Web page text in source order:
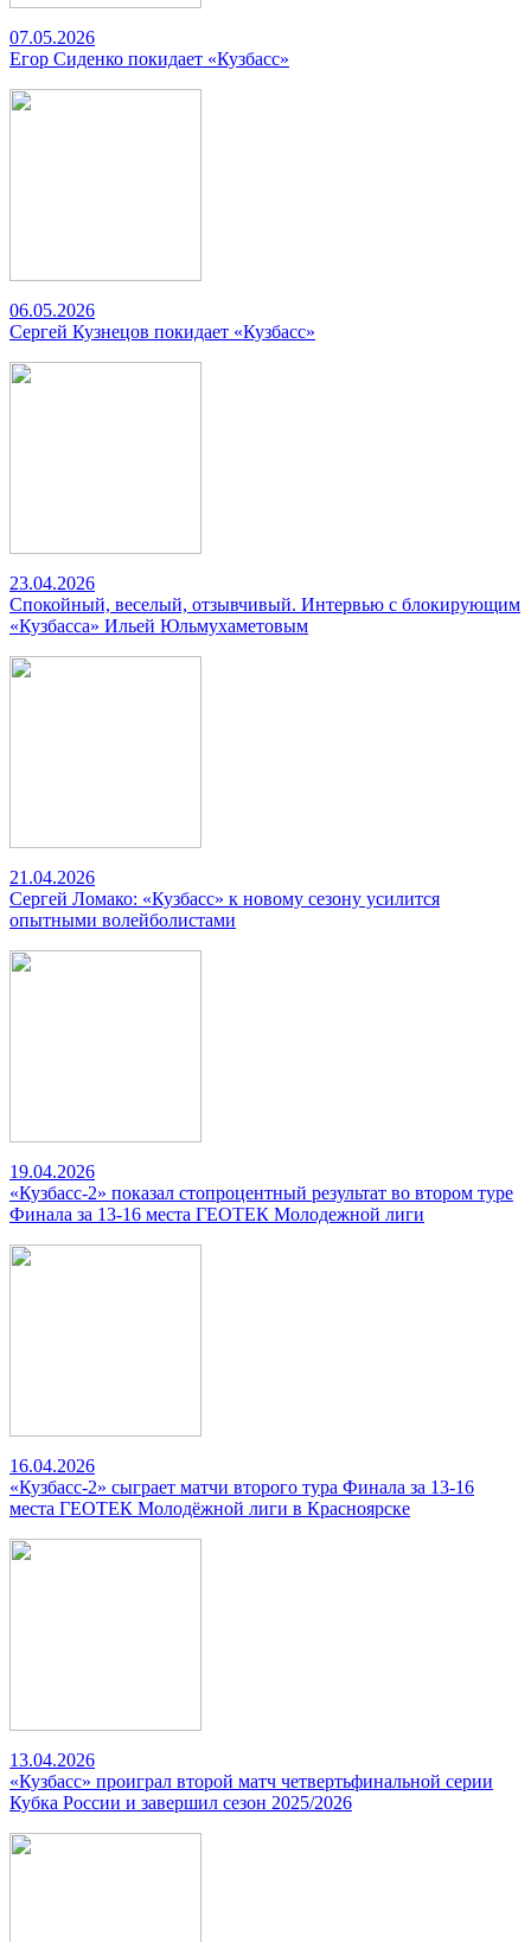
07.05.2026
Егор Сиденко покидает «Кузбасс»
06.05.2026
Сергей Кузнецов покидает «Кузбасс»
23.04.2026
Спокойный, веселый, отзывчивый. Интервью с блокирующим
«Кузбасса» Ильей Юльмухаметовым
21.04.2026
Сергей Ломако: «Кузбасс» к новому сезону усилится
опытными волейболистами
19.04.2026
«Кузбасс-2» показал стопроцентный результат во втором туре
Финала за 13-16 места ГЕОТЕК Молодежной лиги
16.04.2026
«Кузбасс-2» сыграет матчи второго тура Финала за 13-16
места ГЕОТЕК Молодёжной лиги в Красноярске
13.04.2026
«Кузбасс» проиграл второй матч четвертьфинальной серии
Кубка России и завершил сезон 2025/2026